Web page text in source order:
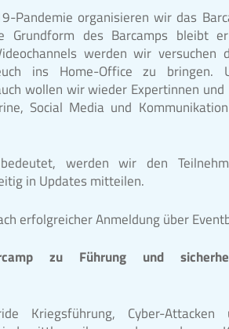
Pandemie organisieren wir das
Grundform des Barcamps bleibt
werden wir versuchen
ins Home-Office zu bringen.
wollen wir wieder Expertinnen
Social Media und
werden wir den
in Updates mitteilen.
erfolgreicher Anmeldung über
zu Führung und
Kriegsführung, Cyber-